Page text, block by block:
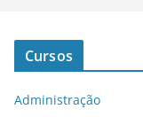
Cursos
Administração